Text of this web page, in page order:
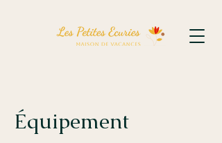
Équipement